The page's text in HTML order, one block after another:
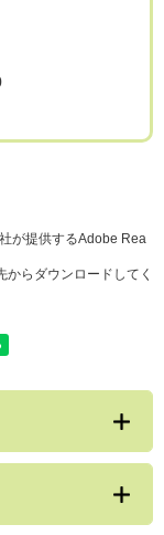
が提供するAdobe Rea
らダウンロードしてく